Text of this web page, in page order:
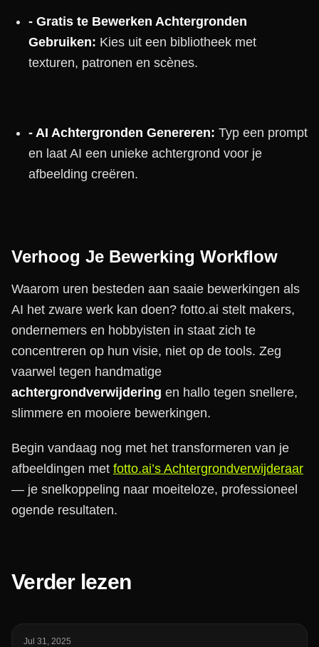
- Gratis te Bewerken Achtergronden
Gebruiken: Kies uit een bibliotheek met
texturen, patronen en scènes.
- AI Achtergronden Genereren: Typ een prompt
en laat AI een unieke achtergrond voor je
afbeelding creëren.
Verhoog Je Bewerking Workflow
Waarom uren besteden aan saaie bewerkingen als
AI het zware werk kan doen? fotto.ai stelt makers,
ondernemers en hobbyisten in staat zich te
concentreren op hun visie, niet op de tools. Zeg
vaarwel tegen handmatige
achtergrondverwijdering en hallo tegen snellere,
slimmere en mooiere bewerkingen.
Begin vandaag nog met het transformeren van je
afbeeldingen met fotto.ai’s Achtergrondverwijderaar
— je snelkoppeling naar moeiteloze, professioneel
ogende resultaten.
Verder lezen
Jul 31, 2025